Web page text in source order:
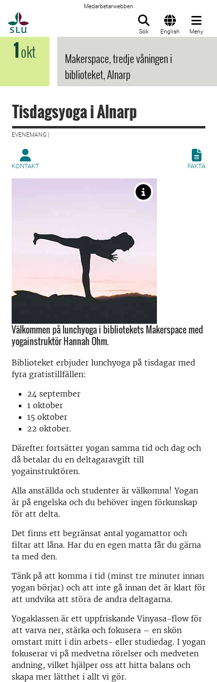
Medarbetarwebben
Sök English Meny
1okt
Makerspace, tredje våningen i
biblioteket, Alnarp
Tisdagsyoga i Alnarp
EVENEMANG |
KONTAKT FAKTA
Välkommen på lunchyoga i bibliotekets Makerspace med
yogainstruktör Hannah Ohm.
Biblioteket erbjuder lunchyoga på tisdagar med
fyra gratistillfällen:
24 september
1 oktober
15 oktober
22 oktober.
Därefter fortsätter yogan samma tid och dag och
då betalar du en deltagaravgift till
yogainstruktören.
Alla anställda och studenter är välkomna! Yogan
är på engelska och du behöver ingen förkunskap
för att delta.
Det finns ett begränsat antal yogamattor och
filtar att låna. Har du en egen matta får du gärna
ta med den.
Tänk på att komma i tid (minst tre minuter innan
yogan börjar) och att inte gå innan det är klart för
att undvika att störa de andra deltagarna.
Yogaklassen är ett uppfriskande Vinyasa-flow för
att varva ner, stärka och fokusera – en skön
omstart mitt i din arbets- eller studiedag. I yogan
fokuserar vi på medvetna rörelser och medveten
andning, vilket hjälper oss att hitta balans och
skapa mer lätthet i allt vi gör.